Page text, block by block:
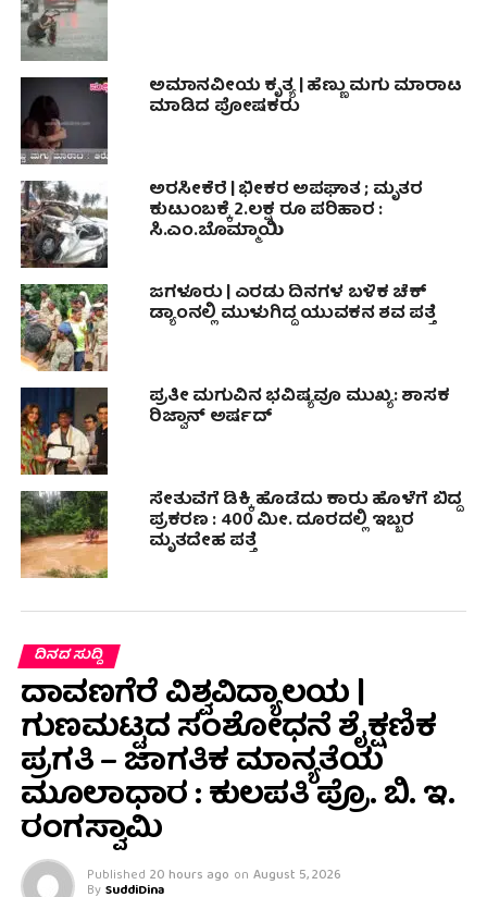
ಅಮಾನವೀಯ ಕೃತ್ಯ | ಹೆಣ್ಣು ಮಗು ಮಾರಾಟ
ಮಾಡಿದ ಪೋಷಕರು
ಅರಸೀಕೆರೆ | ಭೀಕರ ಅಪಘಾತ ; ಮೃತರ
ಕುಟುಂಬಕ್ಕೆ 2.ಲಕ್ಷ ರೂ ಪರಿಹಾರ :
ಸಿ.ಎಂ.ಬೊಮ್ಮಾಯಿ
ಜಗಳೂರು | ಎರಡು ದಿನಗಳ ಬಳಿಕ ಚೆಕ್
ಡ್ಯಾಂನಲ್ಲಿ ಮುಳುಗಿದ್ದ ಯುವಕನ ಶವ ಪತ್ತೆ
ಪ್ರತೀ ಮಗುವಿನ ಭವಿಷ್ಯವೂ ಮುಖ್ಯ: ಶಾಸಕ
ರಿಜ್ವಾನ್‌ ಅರ್ಷದ್‌
ಸೇತುವೆಗೆ ಡಿಕ್ಕಿ ಹೊಡೆದು ಕಾರು ಹೊಳೆಗೆ ಬಿದ್ದ
ಪ್ರಕರಣ : 400 ಮೀ. ದೂರದಲ್ಲಿ ಇಬ್ಬರ
ಮೃತದೇಹ ಪತ್ತೆ
ದಿನದ ಸುದ್ದಿ
ದಾವಣಗೆರೆ ವಿಶ್ವವಿದ್ಯಾಲಯ |
ಗುಣಮಟ್ಟದ ಸಂಶೋಧನೆ ಶೈಕ್ಷಣಿಕ
ಪ್ರಗತಿ – ಜಾಗತಿಕ ಮಾನ್ಯತೆಯ
ಮೂಲಾಧಾರ : ಕುಲಪತಿ ಪ್ರೊ. ಬಿ. ಇ.
ರಂಗಸ್ವಾಮಿ
Published 20 hours ago on August 5, 2026
By SuddiDina